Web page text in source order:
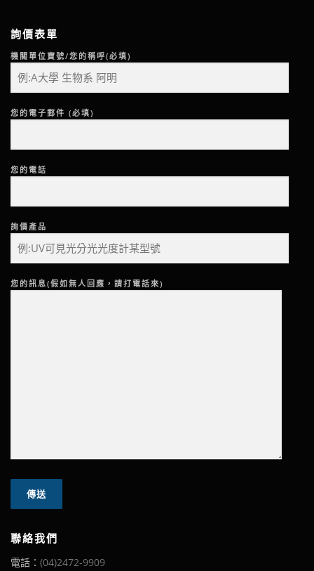
詢價表單
機關單位寶號/您的稱呼(必填)
您的電子郵件 (必填)
您的電話
詢價產品
您的訊息(假如無人回應，請打電話來)
聯絡我們
電話： (04)2472-9909